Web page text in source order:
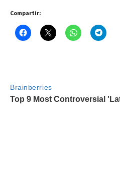
Compartir: